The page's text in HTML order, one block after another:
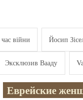
війни Йосип
Эксклюзив Вааду
Еврейские